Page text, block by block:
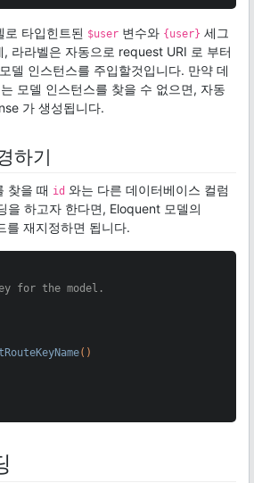
로 타입힌트된 $user 변수와 {user} 세그
라라벨은 자동으로 request URI 로 부터
델 인스턴스를 주입할것입니다. 만약 데
모델 인스턴스를 찾을 수 없으면, 자동
가 생성됩니다.
하기
찾을 때 id 와는 다른 데이터베이스 컬럼
을 하고자 한다면, Eloquent 모델의
를 재지정하면 됩니다.
for the model.
()